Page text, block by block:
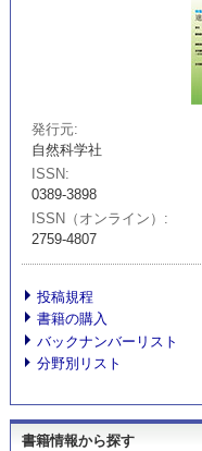
発行元
自然科学社
ISSN
0389-3898
ISSN（オンライン）
2759-4807
投稿規程
書籍の購入
バックナンバーリスト
分野別リスト
書籍情報から探す